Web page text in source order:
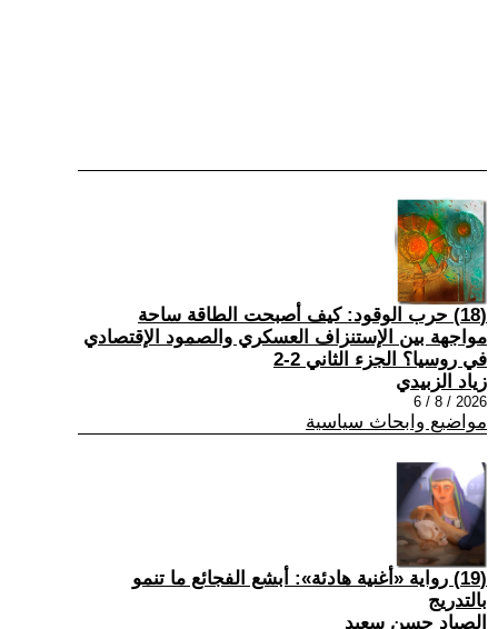
(18) حرب الوقود: كيف أصبحت الطاقة ساحة
مواجهة بين الإستنزاف العسكري والصمود الإقتصادي
في روسيا؟ الجزء الثاني 2-2
زياد الزبيدي
2026 / 8 / 6
مواضيع وابحاث سياسية
(19) رواية «أغنية هادئة»: أبشع الفجائع ما تنمو
بالتدريج
الصياد حسن سعيد